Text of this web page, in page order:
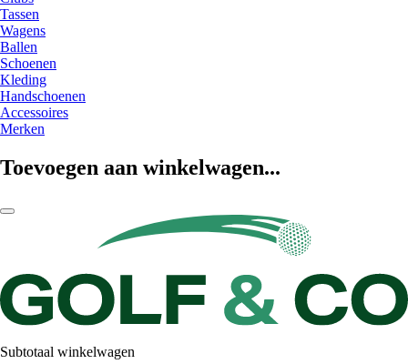
Tassen
Wagens
Ballen
Schoenen
Kleding
Handschoenen
Accessoires
Merken
Toevoegen aan winkelwagen...
Subtotaal winkelwagen